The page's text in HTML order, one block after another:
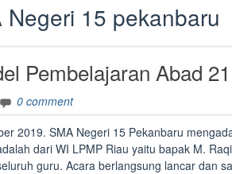
Negeri 15 pekanbaru
Pembelajaran Abad 21
0 comment
2019. SMA Negeri 15 Pekanbaru
dari WI LPMP Riau yaitu bapak M.
guru. Acara berlangsung lancar dan